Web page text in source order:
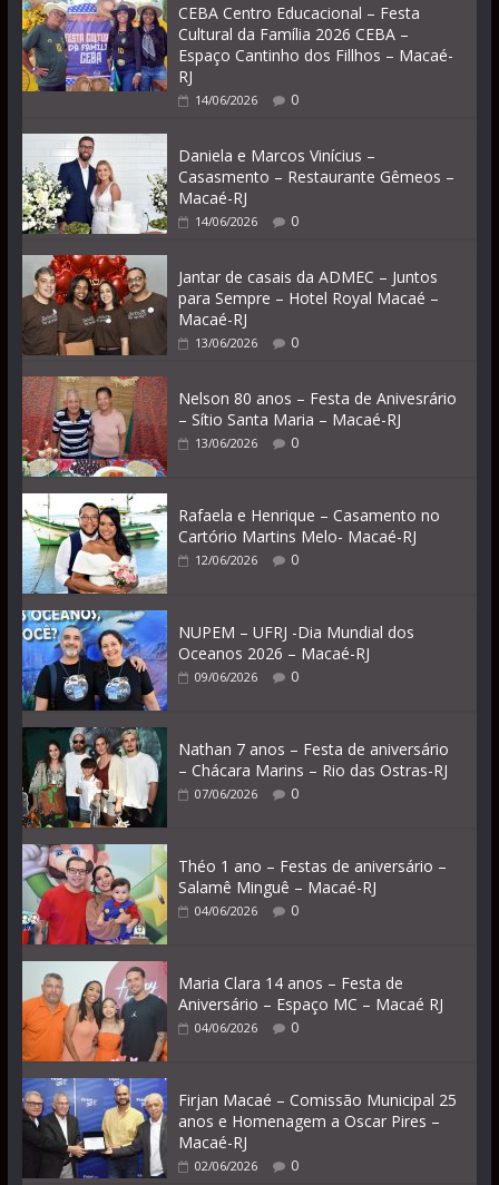
CEBA Centro Educacional – Festa
Cultural da Família 2026 CEBA –
Espaço Cantinho dos Fillhos – Macaé-
RJ
14/06/2026 0
Daniela e Marcos Vinícius –
Casasmento – Restaurante Gêmeos –
Macaé-RJ
14/06/2026 0
Jantar de casais da ADMEC – Juntos
para Sempre – Hotel Royal Macaé –
Macaé-RJ
13/06/2026 0
Nelson 80 anos – Festa de Anivesrário
– Sítio Santa Maria – Macaé-RJ
13/06/2026 0
Rafaela e Henrique – Casamento no
Cartório Martins Melo- Macaé-RJ
12/06/2026 0
NUPEM – UFRJ -Dia Mundial dos
Oceanos 2026 – Macaé-RJ
09/06/2026 0
Nathan 7 anos – Festa de aniversário
– Chácara Marins – Rio das Ostras-RJ
07/06/2026 0
Théo 1 ano – Festas de aniversário –
Salamê Minguê – Macaé-RJ
04/06/2026 0
Maria Clara 14 anos – Festa de
Aniversário – Espaço MC – Macaé RJ
04/06/2026 0
Firjan Macaé – Comissão Municipal 25
anos e Homenagem a Oscar Pires –
Macaé-RJ
02/06/2026 0